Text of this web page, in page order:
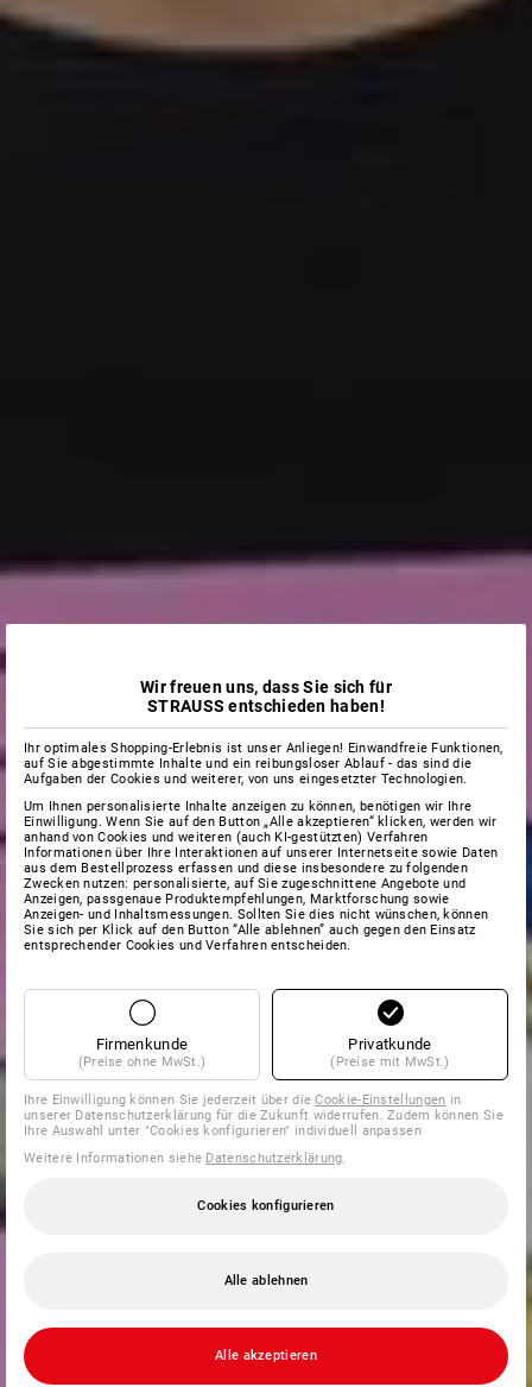
Wir freuen uns, dass Sie sich für
STRAUSS entschieden haben!
Ihr optimales Shopping-Erlebnis ist unser Anliegen! Einwandfreie Funktionen,
auf Sie abgestimmte Inhalte und ein reibungsloser Ablauf - das sind die
Aufgaben der Cookies und weiterer, von uns eingesetzter Technologien.
Um Ihnen personalisierte Inhalte anzeigen zu können, benötigen wir Ihre
Einwilligung. Wenn Sie auf den Button „Alle akzeptieren“ klicken, werden wir
anhand von Cookies und weiteren (auch KI-gestützten) Verfahren
Informationen über Ihre Interaktionen auf unserer Internetseite sowie Daten
aus dem Bestellprozess erfassen und diese insbesondere zu folgenden
Zwecken nutzen: personalisierte, auf Sie zugeschnittene Angebote und
Anzeigen, passgenaue Produktempfehlungen, Marktforschung sowie
Anzeigen- und Inhaltsmessungen. Sollten Sie dies nicht wünschen, können
Sie sich per Klick auf den Button “Alle ablehnen” auch gegen den Einsatz
entsprechender Cookies und Verfahren entscheiden.
Firmenkunde
(Preise ohne MwSt.)
Privatkunde
(Preise mit MwSt.)
Ihre Einwilligung können Sie jederzeit über dieCookie-Einstellungen in
unserer Datenschutzerklärung für die Zukunft widerrufen. Zudem können Sie
Ihre Auswahl unter "Cookies konfigurieren" individuell anpassen
Weitere Informationen siehe Datenschutzerklärung
Cookies konfigurieren
Alle ablehnen
Alle akzeptieren